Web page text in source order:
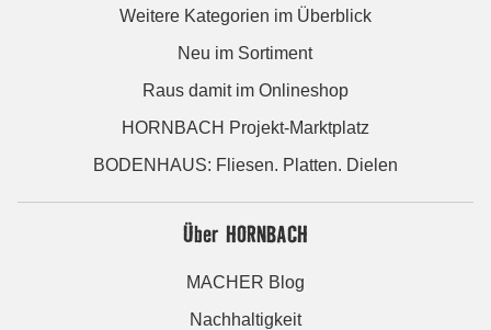
Weitere Kategorien im Überblick
Neu im Sortiment
Raus damit im Onlineshop
HORNBACH Projekt-Marktplatz
BODENHAUS: Fliesen. Platten. Dielen
Über HORNBACH
MACHER Blog
Nachhaltigkeit